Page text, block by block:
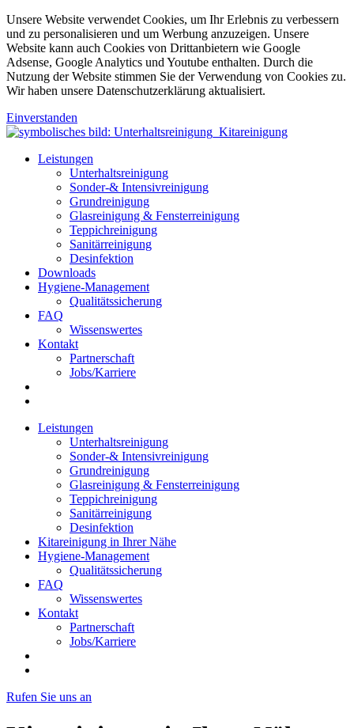
Unsere Website verwendet Cookies, um Ihr Erlebnis zu verbessern
und zu personalisieren und um Werbung anzuzeigen. Unsere
Website kann auch Cookies von Drittanbietern wie Google
Adsense, Google Analytics und Youtube enthalten. Durch die
Nutzung der Website stimmen Sie der Verwendung von Cookies zu.
Wir haben unsere Datenschutzerklärung aktualisiert.
Einverstanden
Leistungen
Unterhaltsreinigung
Sonder-& Intensivreinigung
Grundreinigung
Glasreinigung & Fensterreinigung
Teppichreinigung
Sanitärreinigung
Desinfektion
Downloads
Hygiene-Management
Qualitätssicherung
FAQ
Wissenswertes
Kontakt
Partnerschaft
Jobs/Karriere
Leistungen
Unterhaltsreinigung
Sonder-& Intensivreinigung
Grundreinigung
Glasreinigung & Fensterreinigung
Teppichreinigung
Sanitärreinigung
Desinfektion
Kitareinigung in Ihrer Nähe
Hygiene-Management
Qualitätssicherung
FAQ
Wissenswertes
Kontakt
Partnerschaft
Jobs/Karriere
Rufen Sie uns an